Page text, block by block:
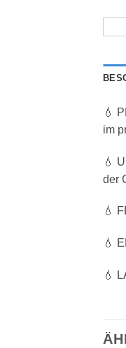
💧
im
💧
der
💧
💧
💧